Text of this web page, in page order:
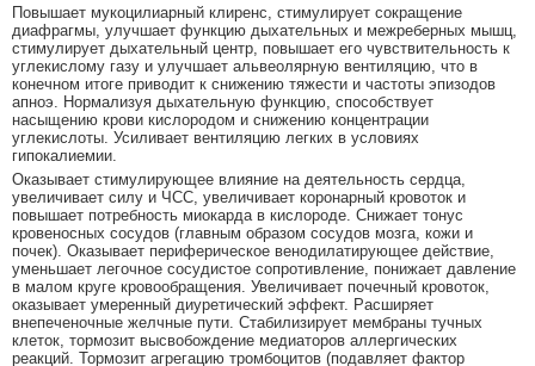
Повышает мукоцилиарный клиренс, стимулирует сокращение
диафрагмы, улучшает функцию дыхательных и межреберных мышц,
стимулирует дыхательный центр, повышает его чувствительность к
углекислому газу и улучшает альвеолярную вентиляцию, что в
конечном итоге приводит к снижению тяжести и частоты эпизодов
апноэ. Нормализуя дыхательную функцию, способствует
насыщению крови кислородом и снижению концентрации
углекислоты. Усиливает вентиляцию легких в условиях
гипокалиемии.
Оказывает стимулирующее влияние на деятельность сердца,
увеличивает силу и ЧСС, увеличивает коронарный кровоток и
повышает потребность миокарда в кислороде. Снижает тонус
кровеносных сосудов (главным образом сосудов мозга, кожи и
почек). Оказывает периферическое венодилатирующее действие,
уменьшает легочное сосудистое сопротивление, понижает давление
в малом круге кровообращения. Увеличивает почечный кровоток,
оказывает умеренный диуретический эффект. Расширяет
внепеченочные желчные пути. Стабилизирует мембраны тучных
клеток, тормозит высвобождение медиаторов аллергических
реакций. Тормозит агрегацию тромбоцитов (подавляет фактор